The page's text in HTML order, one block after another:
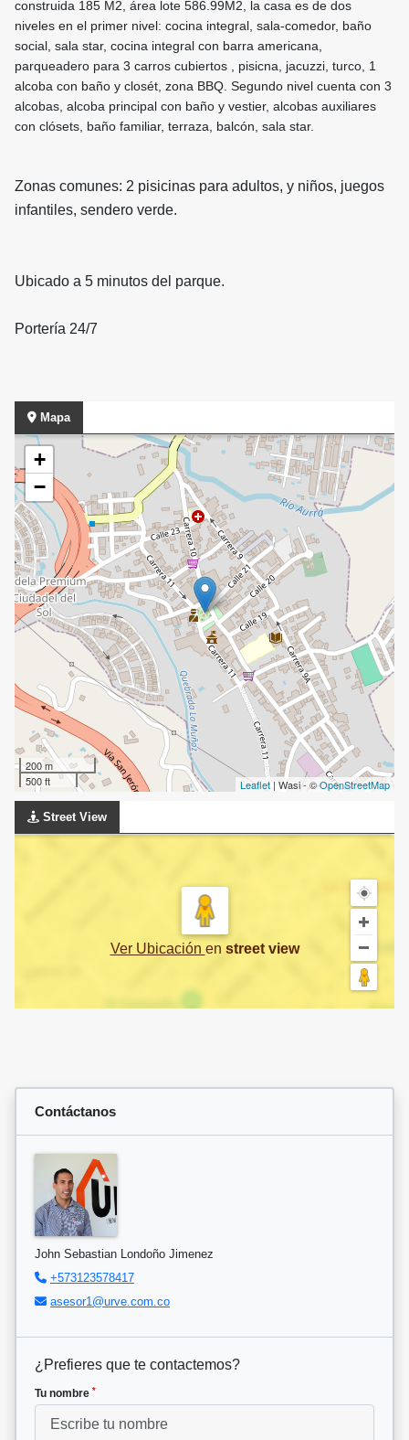
construida 185 M2, área lote 586.99M2, la casa es de dos
niveles en el primer nivel: cocina integral, sala-comedor, baño
social, sala star, cocina integral con barra americana,
parqueadero para 3 carros cubiertos , pisicna, jacuzzi, turco, 1
alcoba con baño y closét, zona BBQ. Segundo nivel cuenta con 3
alcobas, alcoba principal con baño y vestier, alcobas auxiliares
con clósets, baño familiar, terraza, balcón, sala star.
Zonas comunes: 2 pisicinas para adultos, y niños, juegos
infantiles, sendero verde.
Ubicado a 5 minutos del parque.
Portería 24/7
Mapa
+
−
200 m
500 ft
Leaflet | Wasi - ©OpenStreetMap
Street View
Ver Ubicación en street view
Contáctanos
John Sebastian Londoño Jimenez
+573123578417
asesor1@urve.com.co
¿Prefieres que te contactemos?
Tu nombre *